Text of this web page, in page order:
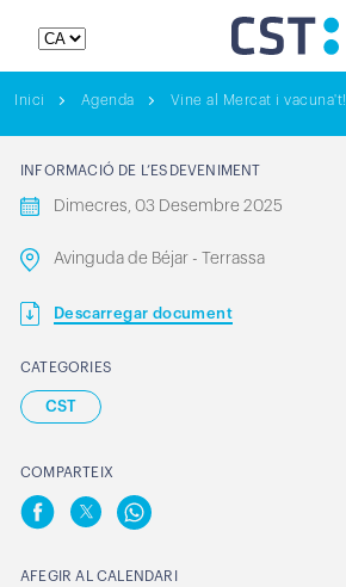
Inici Agenda Vine al Mercat i vacuna't!
INFORMACIÓ DE L’ESDEVENIMENT
Dimecres, 03 Desembre 2025
Avinguda de Béjar - Terrassa
Descarregar document
CATEGORIES
CST
COMPARTEIX
AFEGIR AL CALENDARI